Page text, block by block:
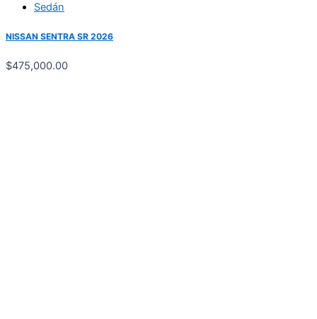
Sedán
NISSAN SENTRA SR 2026
$475,000.00